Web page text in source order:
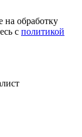
на обработку
с политикой